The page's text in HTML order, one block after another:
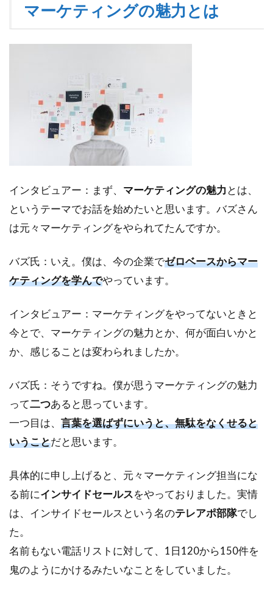
テ
当
と
マ
タ
ー
え
方
違
3
フリ
ーラ
ンス
マー
ーっ
て食
べて
いけ
る
の？
4
どう
マーケティングの魅力とは
インタビュアー：まず、 マーケティングの魅力 とは、
というテーマでお話を始めたいと思います。バズさん
は元々マーケティングをやられてたんですか。
バズ氏：いえ。僕は、今の企業でゼロベースからマー
ケティングを学んでやっています。
インタビュアー：マーケティングをやってないときと
今とで、マーケティングの魅力とか、何が面白いかと
か、感じることは変わられましたか。
バズ氏：そうですね。僕が思うマーケティングの魅力
って二つあると思っています。
一つ目は、 言葉を選ばずにいうと、無駄をなくせると
いうことだと思います。
具体的に申し上げると、元々マーケティング担当にな
る前にインサイドセールスをやっておりました。実情
は、インサイドセールスという名のテレアポ部隊でし
た。
名前もない電話リストに対して、1日120から150件を
鬼のようにかけるみたいなことをしていました。